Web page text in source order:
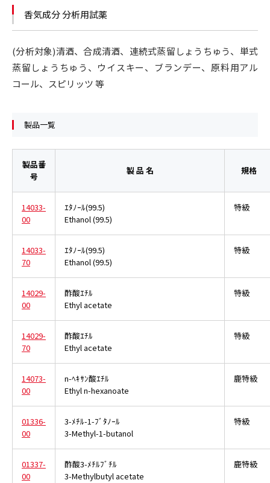
香気成分 分析用試薬
(分析対象)清酒、合成清酒、連続式蒸留しょうちゅう、単式
蒸留しょうちゅう、ウイスキー、ブランデー、原料用アル
コール、スピリッツ 等
製品一覧
製品番
号
製 品 名 規格
14033-
00
ｴﾀﾉｰﾙ(99.5)
Ethanol (99.5)
特級
14033-
70
ｴﾀﾉｰﾙ(99.5)
Ethanol (99.5)
特級
14029-
00
酢酸ｴﾁﾙ
Ethyl acetate
特級
14029-
70
酢酸ｴﾁﾙ
Ethyl acetate
特級
14073-
00
n-ﾍｷｻﾝ酸ｴﾁﾙ
Ethyl n-hexanoate
鹿特級
01336-
00
3-ﾒﾁﾙ-1-ﾌﾞﾀﾉｰﾙ
3-Methyl-1-butanol
特級
01337-
00
酢酸3-ﾒﾁﾙﾌﾞﾁﾙ
3-Methylbutyl acetate
鹿特級